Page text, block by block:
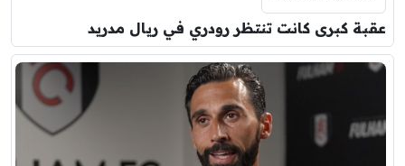
عقبة كبرى كانت تنتظر رودري في ريال مدريد